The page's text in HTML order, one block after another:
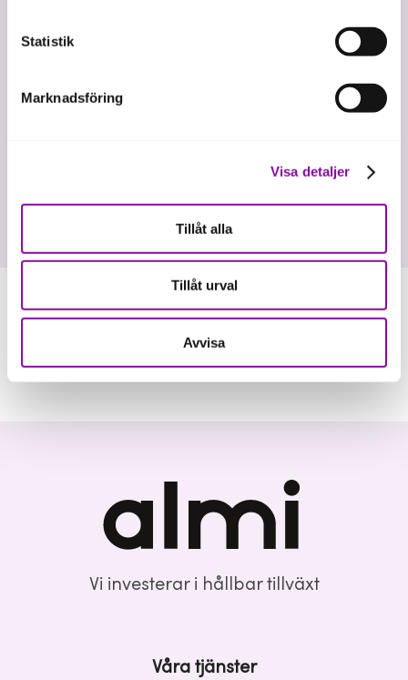
Statistik
Marknadsföring
Visa detaljer
Tillåt alla
Tillåt urval
Avvisa
Jag godkänner hantering av mina personuppgifter.
Vi investerar i hållbar tillväxt
Våra tjänster